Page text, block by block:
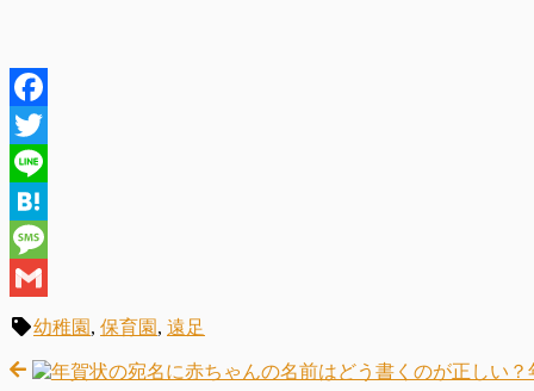
Facebook
Twitter
Line
Hatena
Message
Gmail
幼稚園 , 保育園 , 遠足